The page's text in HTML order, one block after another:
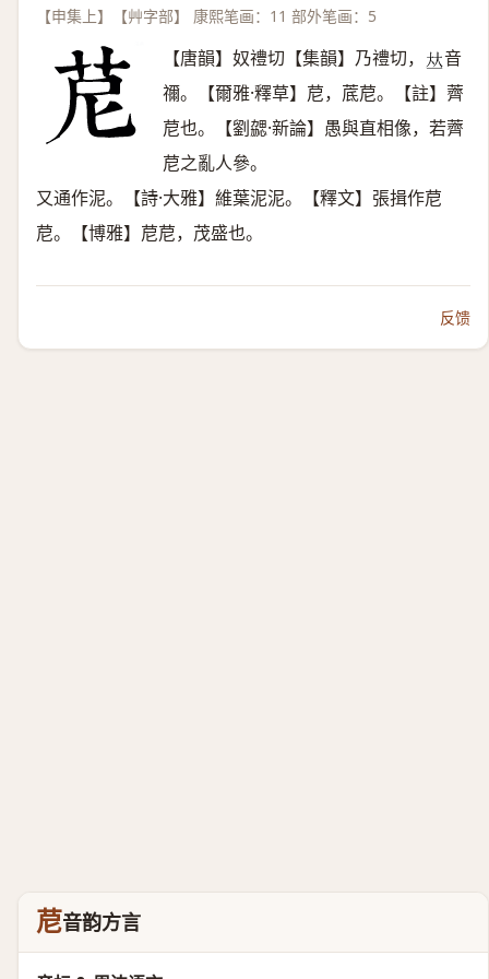
【申集上】【艸字部】 康熙笔画：11 部外笔画：5
【唐韻】奴禮切【集韻】乃禮切， 𠀤音
禰。【爾雅·釋草】苨，菧苨。【註】薺
苨也。【劉勰·新論】愚與直相像，若薺
苨之亂人參。
又通作泥。【詩·大雅】維葉泥泥。【釋文】張揖作苨
苨。【博雅】苨苨，茂盛也。
反馈
苨音韵方言